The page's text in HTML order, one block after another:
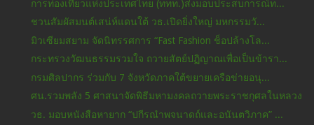
การท่องเที่ยวแห่งประเทศไทย (ททท.)ส่งมอบประสบการณ์ท...
ชวนสัมผัสมนต์เสน่ห์แดนใต้ วธ.เปิดยิ่งใหญ่ มหกรรมวั...
มิวเซียมสยาม จัดนิทรรศการ “Fast Fashion ช็อปล้างโล...
กระทรวงวัฒนธรรมรวมใจ ถวายสัตย์ปฏิญาณเพื่อเป็นข้ารา...
กรมศิลปากร ร่วมกับ 7 จังหวัดภาคใต้ขยายเครือข่ายอนุ...
ศน.รวมพลัง 5 ศาสนาจัดพิธีมหามงคลถวายพระราชกุศลในหลวง
วธ. มอบหนังสือหายาก “ปกีรณำพจนาดถ์และอนันตวิภาค” ...